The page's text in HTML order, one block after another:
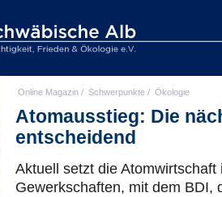
Online Magazin / Schwerpunkte / Ökologie
Atomausstieg: Die
entscheidend
Aktuell setzt die
Gewerkschaften, mit dem BDI,